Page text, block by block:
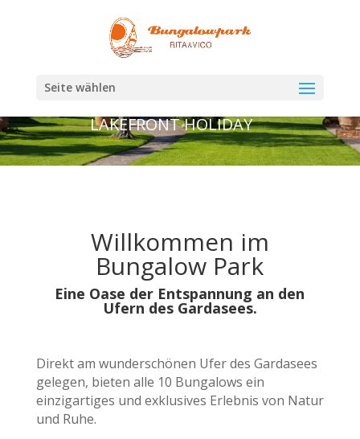
Seite wählen
LAKEFRONT HOLIDAY
Willkommen im
Bungalow Park
Eine Oase der Entspannung an den
Ufern des Gardasees.
Direkt am wunderschönen Ufer des Gardasees
gelegen, bieten alle 10 Bungalows ein
einzigartiges und exklusives Erlebnis von Natur
und Ruhe.